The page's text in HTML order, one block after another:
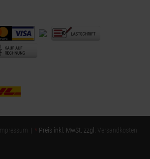
Impressum * Preis inkl. MwSt. zzgl. Versandkosten